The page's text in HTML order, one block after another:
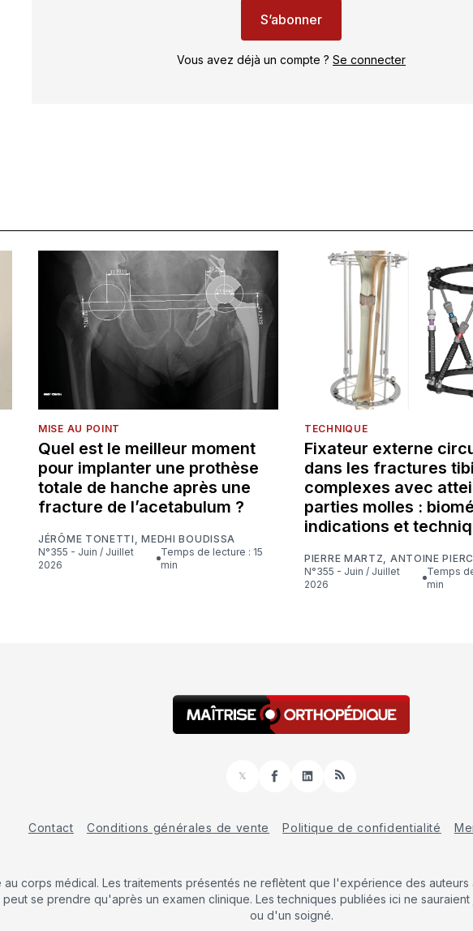
S’abonner
Vous avez déjà un compte ? Se connecter
MISE AU POINT
Quel est le meilleur moment
pour implanter une prothèse
totale de hanche après une
fracture de l’acetabulum ?
JÉRÔME TONETTI ,MEDHI BOUDISSA
N°355 - Juin / Juillet
2026
Temps de lecture : 15
min
TECHNIQUE
Fixateur externe
dans les fractures
complexes avec
parties molles :
indications et
PIERRE MARTZ
ANTOINE
N°355 - Juin / Juillet
2026
Temps de lecture : 16
min
𝕏
FacebookLinkedInRSS
Contact Conditions générales de vente Politique de confidentialité
au corps médical. Les traitements présentés ne reflètent que l'expérience des
se prendre qu'après un examen clinique. Les techniques publiées ici ne
ou d'un soigné.